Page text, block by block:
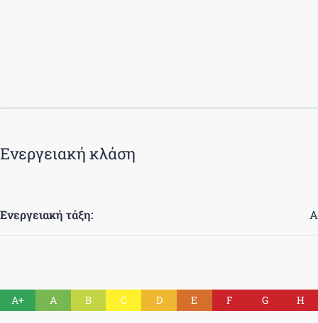
Ενεργειακή κλάση
Ενεργειακή τάξη: Α
A+ A B C D E F G H